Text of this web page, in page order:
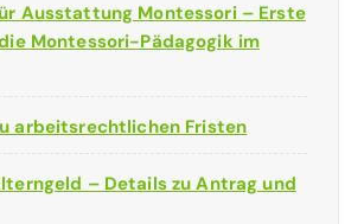
Ausstattung Montessori – Erste
Montessori-Pädagogik im
arbeitsrechtlichen Fristen
– Details zu Antrag und